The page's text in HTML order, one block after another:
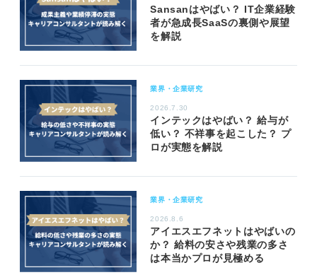
Sansanはやばい？ IT企業経験
者が急成長SaaSの裏側や展望
を解説
業界・企業研究
2026.7.30
インテックはやばい？ 給与が
低い？ 不祥事を起こした？ プ
ロが実態を解説
業界・企業研究
2026.8.6
アイエスエフネットはやばいの
か？ 給料の安さや残業の多さ
は本当かプロが見極める